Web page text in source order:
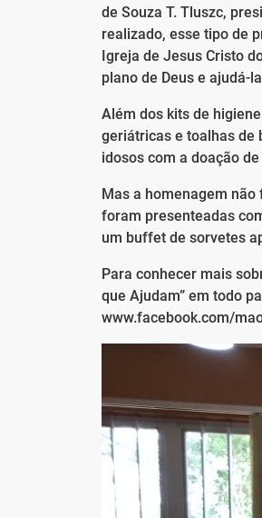
de Souza T. Tluszc,
realizado, esse tipo de
Igreja de Jesus Cristo
plano de Deus e ajudá-
Além dos kits de
geriátricas e toalhas de
idosos com a doação
Mas a homenagem
foram presenteadas
um buffet de sorvetes
Para conhecer mais
que Ajudam” em todo
www.facebook.com/